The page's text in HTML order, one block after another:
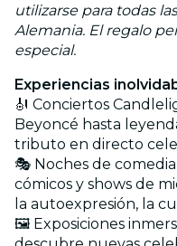
utilizarse para todas
Alemania. El regalo
especial.
Experiencias
🎻 Conciertos
Beyoncé hasta
tributo en directo
🎭 Noches de
cómicos y shows de
la autoexpresión, la
🖼️ Exposiciones